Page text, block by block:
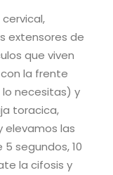
extensores de
que viven
la frente
necesitas) y
toracica,
elevamos las
segundos, 10
la cifosis y